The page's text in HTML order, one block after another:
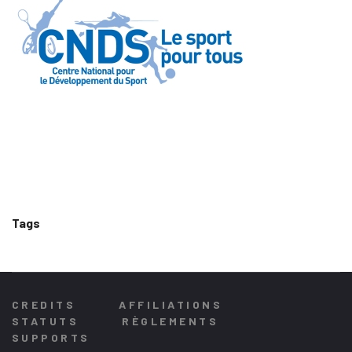
Tags
CREDITS
AFFILIATIONS
STATUTS
RÈGLEMENTS
SUPPORTS